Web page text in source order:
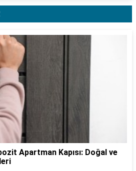
Apartman Kapısı: Doğal ve